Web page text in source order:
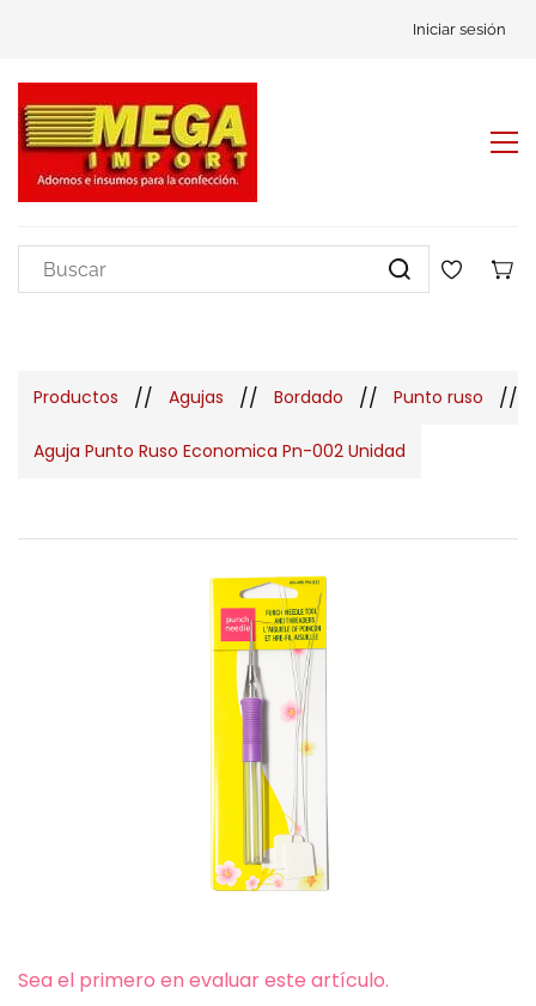
Iniciar sesión
Productos // Agujas // Bordado // Punto ruso //
Aguja Punto Ruso Economica Pn-002 Unidad
Sea el primero en evaluar este artículo.